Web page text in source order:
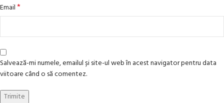
Email*
Salvează-mi numele, emailul și site-ul web în acest navigator pentru data
viitoare când o să comentez.